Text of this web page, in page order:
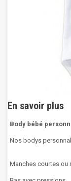
En savoir plus
Body bébé
Nos bodys
Manches courtes ou